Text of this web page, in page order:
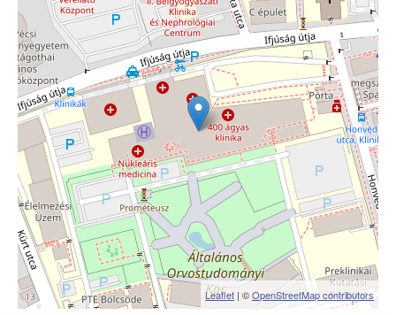
Leaflet | ©OpenStreetMap contributors